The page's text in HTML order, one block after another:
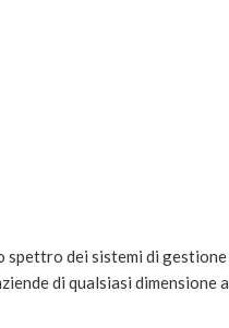
spettro dei sistemi di gestione
di qualsiasi dimensione a